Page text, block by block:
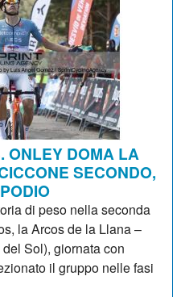
ONLEY DOMA LA
SECONDO,
di peso nella seconda
la Arcos de la Llana –
Sol), giornata con
il gruppo nelle fasi